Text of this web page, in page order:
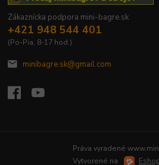
Zákaznícka podpora mini-bagre.sk
+421 948 544 401
(Po-Pia, 8-17 hod.)
minibagre.sk@gmail.com
Práva vyradené
Vytvorené na